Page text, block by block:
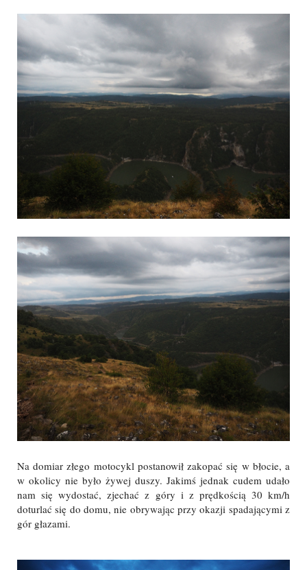
Na domiar złego motocykl postanowił zakopać się w błocie, a
w okolicy nie było żywej duszy. Jakimś jednak cudem udało
nam się wydostać, zjechać z góry i z prędkością 30 km/h
doturlać się do domu, nie obrywając przy okazji spadającymi z
gór głazami.